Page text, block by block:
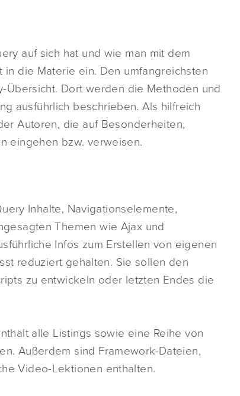
auf sich hat und wie man mit dem
die Materie ein. Den umfangreichsten
Dort werden die Methoden und
ausführlich beschrieben. Als hilfreich
Autoren, die auf Besonderheiten,
eingehen bzw. verweisen.
Inhalte, Navigationselemente,
Themen wie Ajax und
Infos zum Erstellen von eigenen
reduziert gehalten. Sie sollen den
zu entwickeln oder letzten Endes die
alle Listings sowie eine Reihe von
Außerdem sind Framework-Dateien,
Video-Lektionen enthalten.